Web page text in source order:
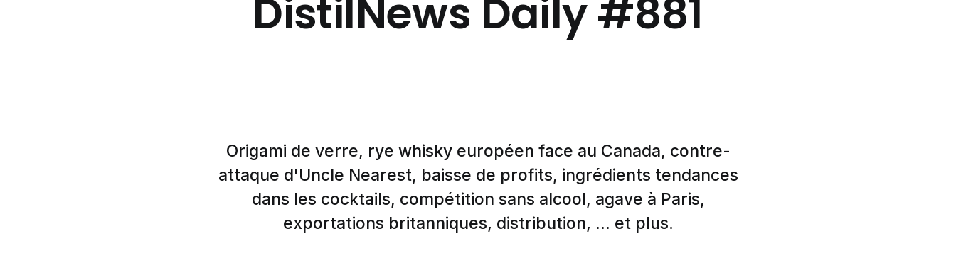
DistilNews Daily #881
Origami de verre, rye whisky européen face au Canada, contre-
attaque d'Uncle Nearest, baisse de profits, ingrédients tendances
dans les cocktails, compétition sans alcool, agave à Paris,
exportations britanniques, distribution, ... et plus.